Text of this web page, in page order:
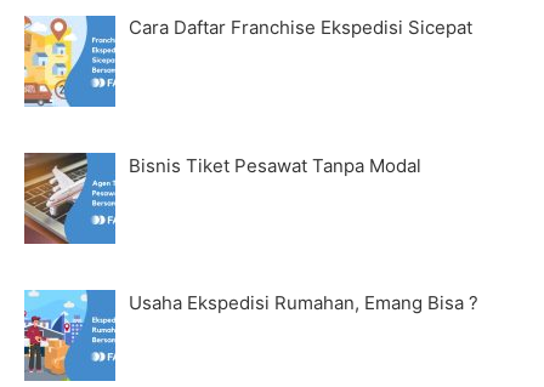
Cara Daftar Franchise Ekspedisi Sicepat
Bisnis Tiket Pesawat Tanpa Modal
Usaha Ekspedisi Rumahan, Emang Bisa ?